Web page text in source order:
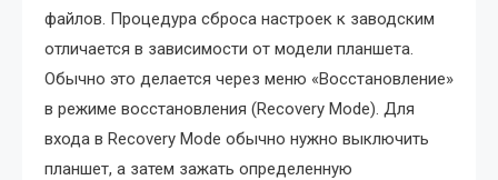
файлов. Процедура сброса настроек к заводским
отличается в зависимости от модели планшета.
Обычно это делается через меню «Восстановление»
в режиме восстановления (Recovery Mode). Для
входа в Recovery Mode обычно нужно выключить
планшет, а затем зажать определенную